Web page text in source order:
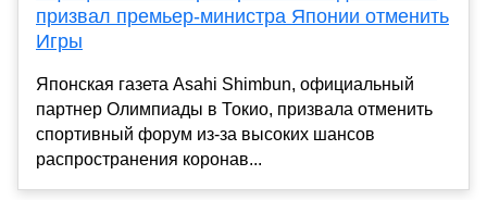
призвал премьер-министра Японии отменить
Игры
Японская газета Asahi Shimbun, официальный
партнер Олимпиады в Токио, призвала отменить
спортивный форум из-за высоких шансов
распространения коронав...